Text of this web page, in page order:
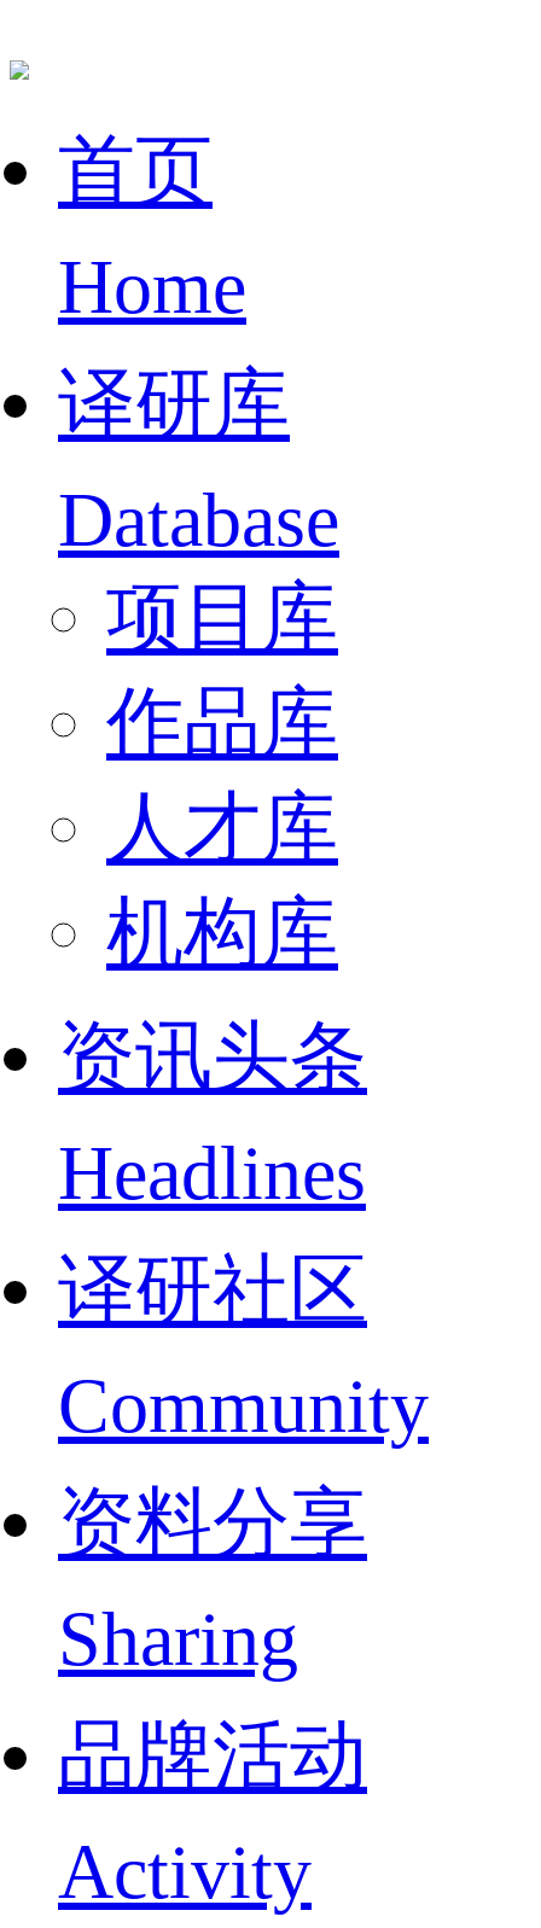
首页
Home
译研库
Database
项目库
作品库
人才库
机构库
资讯头条
Headlines
译研社区
Community
资料分享
Sharing
品牌活动
Activity